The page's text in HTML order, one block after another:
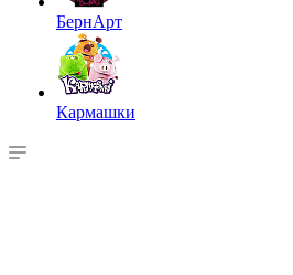
БернАрт
Кармашки